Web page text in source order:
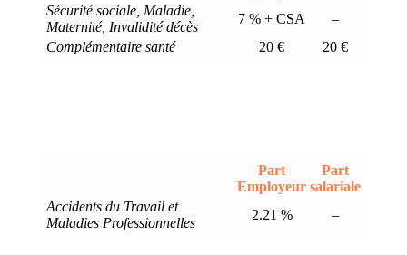
Sécurité sociale, Maladie,
Maternité, Invalidité décès
7 % + CSA
–
Complémentaire santé
20 € 20 €
Part
Employeur
Part
salariale
Accidents du Travail et
Maladies Professionnelles
2.21 % –